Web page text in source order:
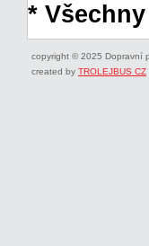
*
copyright © 2025 Dopravní
created by TROLEJBUS CZ